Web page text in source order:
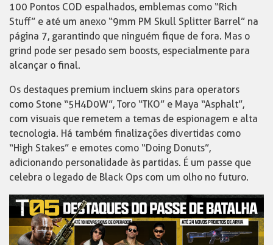
100 Pontos COD espalhados, emblemas como “Rich
Stuff” e até um anexo “9mm PM Skull Splitter Barrel” na
página 7, garantindo que ninguém fique de fora. Mas o
grind pode ser pesado sem boosts, especialmente para
alcançar o final.
Os destaques premium incluem skins para operators
como Stone “5H4D0W”, Toro “TKO” e Maya “Asphalt”,
com visuais que remetem a temas de espionagem e alta
tecnologia. Há também finalizações divertidas como
“High Stakes” e emotes como “Doing Donuts”,
adicionando personalidade às partidas. É um passe que
celebra o legado de Black Ops com um olho no futuro.